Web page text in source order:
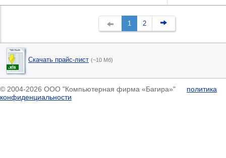
1 2
Скачать прайс-лист (~10 Мб)
© 2004-2026 ООО "Компьютерная фирма «Багира»" политика
конфиденциальности